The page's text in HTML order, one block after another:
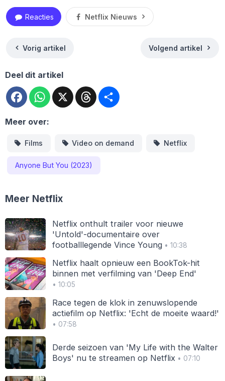
Reacties Netflix Nieuws
Vorig artikel Volgend artikel
Deel dit artikel
FacebookWhatsApp
X Threads
Meer over:
Films Video on demand Netflix
Anyone But You (2023)
Meer Netflix
Netflix onthult trailer voor nieuwe
'Untold'-documentaire over
footballlegende Vince Young• 10:38
Netflix haalt opnieuw een BookTok-hit
binnen met verfilming van 'Deep End'
• 10:05
Race tegen de klok in zenuwslopende
actiefilm op Netflix: 'Echt de moeite waard!'
• 07:58
Derde seizoen van 'My Life with the Walter
Boys' nu te streamen op Netflix • 07:10